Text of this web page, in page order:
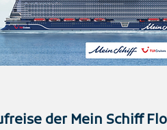
der Mein Schiff